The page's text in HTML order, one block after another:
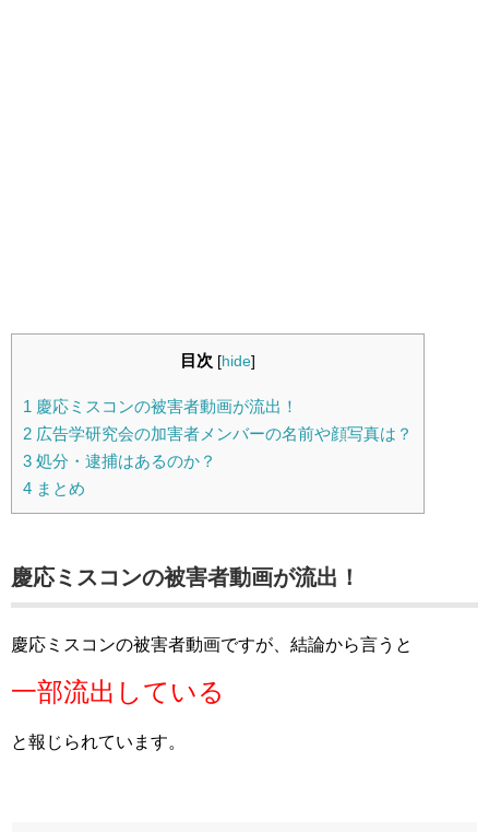
目次 [hide]
1 慶応ミスコンの被害者動画が流出！
2 広告学研究会の加害者メンバーの名前や顔写真は？
3 処分・逮捕はあるのか？
4 まとめ
慶応ミスコンの被害者動画が流出！
慶応ミスコンの被害者動画ですが、結論から言うと
一部流出している
と報じられています。